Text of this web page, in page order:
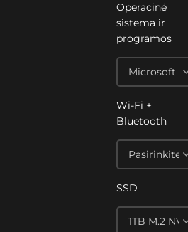
Operacinė
sistema ir
programos
Wi-Fi +
Bluetooth
SSD